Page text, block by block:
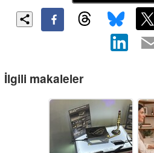
İlgili makaleler